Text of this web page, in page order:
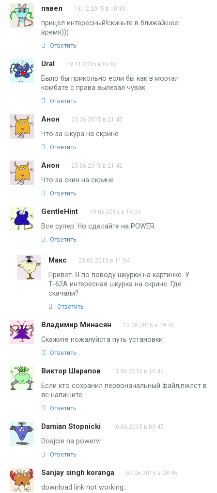
павел 13.12.2015 в 10:30
прицел интересный!скиньте в ближайшее
время)))
Ответить
Ural 19.11.2015 в 07:07
Было бы прикольно если бы как в мортал
комбате с права вылезал чувак
Ответить
Анон 23.06.2015 в 21:45
Что за шкура на скрине
Ответить
Анон 23.06.2015 в 21:42
Что за скин на скрине
Ответить
GentleHint 19.06.2015 в 14:33
Все супер. Но сделайте на POWER
Ответить
Макс 23.06.2015 в 11:04
Привет. Я по поводу шкурки на картинке. У
Т-62А интересная шкурка на скрине. Где
скачали?
Ответить
Владимир Минасян 12.06.2015 в 19:41
Скажите пожалуйста путь установки
Ответить
Виктор Шарапов 11.06.2015 в 10:44
Если кто сохранил первоначальный файл,пжлст в
лс напишите
Ответить
Damian Stopnicki 10.06.2015 в 09:47
Doajcie na powervr
Ответить
Sanjay singh koranga 07.06.2015 в 08:45
download link not working…